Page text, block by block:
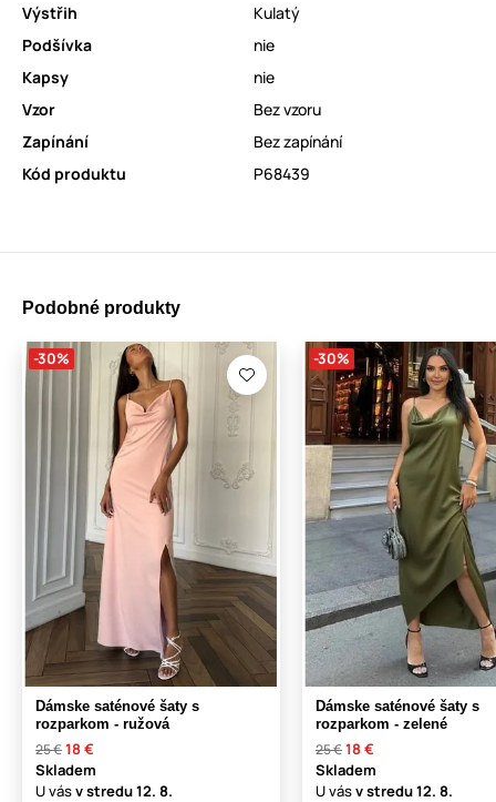
Výstřih
Kulatý
Podšívka
nie
Kapsy
nie
Vzor
Bez vzoru
Zapínání
Bez zapínání
Kód produktu
P68439
Podobné produkty
-30%
Dámske saténové šaty s
rozparkom - ružová
25 €18 €
Skladem
U vásv stredu12. 8.
-30%
Dámske saténové šaty s
rozparkom - zelené
25 €18 €
Skladem
U vásv stredu12. 8.